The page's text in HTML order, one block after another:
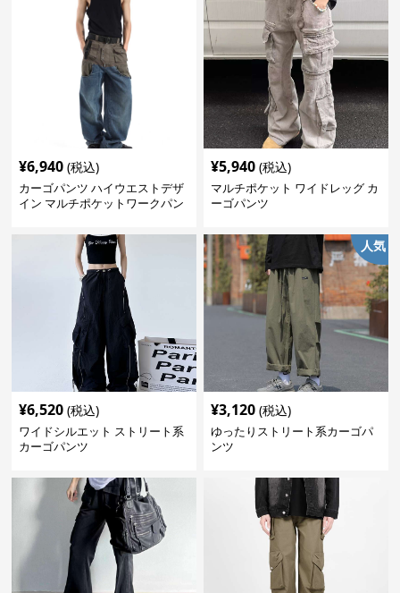
¥6,940 (税込)
カーゴパンツ ハイウエストデザ
イン マルチポケットワークパン
¥5,940 (税込)
マルチポケット ワイドレッグ カ
ーゴパンツ
¥6,520 (税込)
ワイドシルエット ストリート系
カーゴパンツ
人気
¥3,120 (税込)
ゆったりストリート系カーゴパ
ンツ